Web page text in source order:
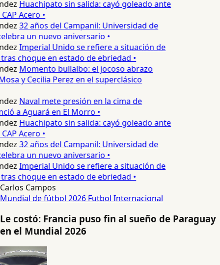
Huachipato sin salida: cayó goleado ante
Acero •
32 años del Campanil: Universidad de
un nuevo aniversario •
Imperial Unido se refiere a situación de
choque en estado de ebriedad •
Momento bullalbo: el jocoso abrazo
y Cecilia Perez en el superclásico
Naval mete presión en la cima de
a Aguará en El Morro •
Huachipato sin salida: cayó goleado ante
Acero •
32 años del Campanil: Universidad de
un nuevo aniversario •
Imperial Unido se refiere a situación de
choque en estado de ebriedad •
Carlos Campos
Mundial de fútbol 2026 Futbol Internacional
Le costó: Francia puso fin al sueño de Paraguay
en el Mundial 2026